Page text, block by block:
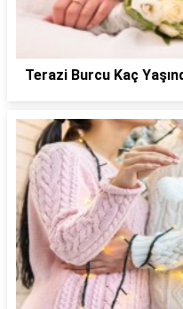
Terazi Burcu Kaç